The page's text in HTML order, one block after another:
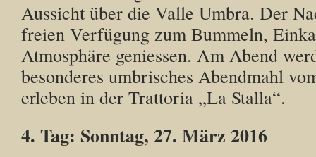
Aussicht über die Valle Umbra. Der
freien Verfügung zum Bummeln,
Atmosphäre geniessen. Am Abend
besonderes umbrisches Abendmahl
erleben in der Trattoria „La Stalla“.
4. Tag: Sonntag, 27. März 2016